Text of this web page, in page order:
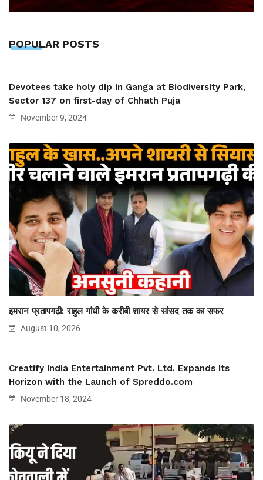
POPULAR POSTS
Devotees take holy dip in Ganga at Biodiversity Park,
Sector 137 on first-day of Chhath Puja
November 9, 2024
इमरान प्रतापगढ़ी: राहुल गांधी के करीबी शायर से सांसद तक का सफर
August 10, 2026
Creatify India Entertainment Pvt. Ltd. Expands Its
Horizon with the Launch of Spreddo.com
November 18, 2024